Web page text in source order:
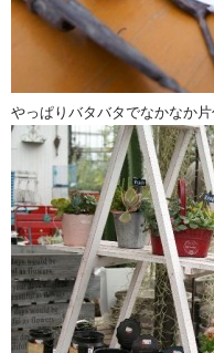
やっぱりバタバタでなかなか